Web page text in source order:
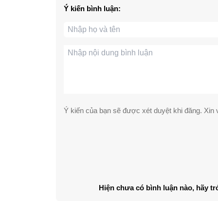
Ý kiến bình luận:
Ý kiến của bạn sẽ được xét duyệt khi đăng. Xin
Hiện chưa có bình luận nào, hãy